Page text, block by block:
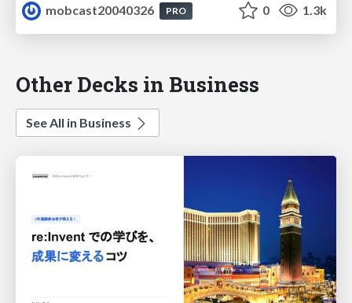
mobcast20040326
PRO 0 1.3k
Other Decks in Business
See All in Business